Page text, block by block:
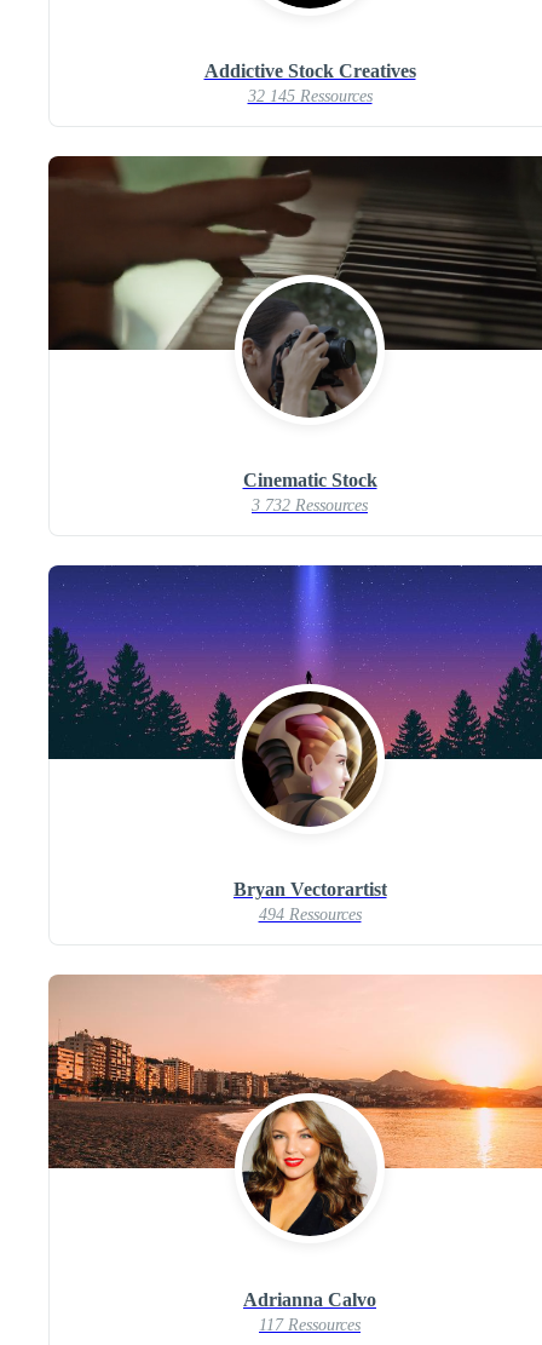
Addictive Stock Creatives
32 145 Ressources
Cinematic Stock
3 732 Ressources
Bryan Vectorartist
494 Ressources
Adrianna Calvo
117 Ressources